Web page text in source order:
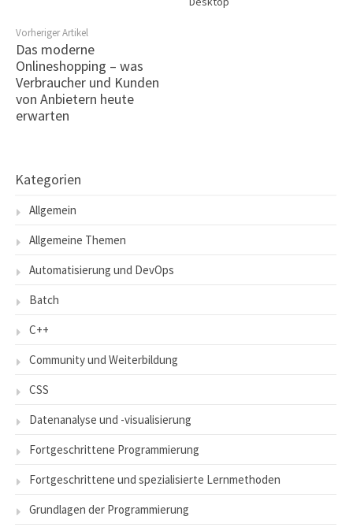
Vorheriger Artikel
Das moderne
Onlineshopping – was
Verbraucher und Kunden
von Anbietern heute
erwarten
Kategorien
Allgemein
Allgemeine Themen
Automatisierung und DevOps
Batch
C++
Community und Weiterbildung
CSS
Datenanalyse und -visualisierung
Fortgeschrittene Programmierung
Fortgeschrittene und spezialisierte Lernmethoden
Grundlagen der Programmierung